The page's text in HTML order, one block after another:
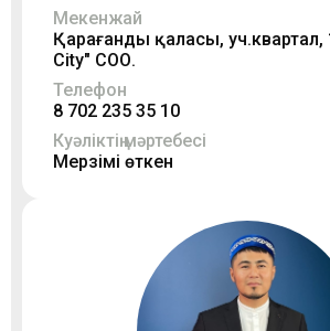
Мекенжай
Қарағанды қаласы, уч.квартал,
City" СОО.
Телефон
8 702 235 35 10
Куәліктің мәртебесі
Мерзімі өткен